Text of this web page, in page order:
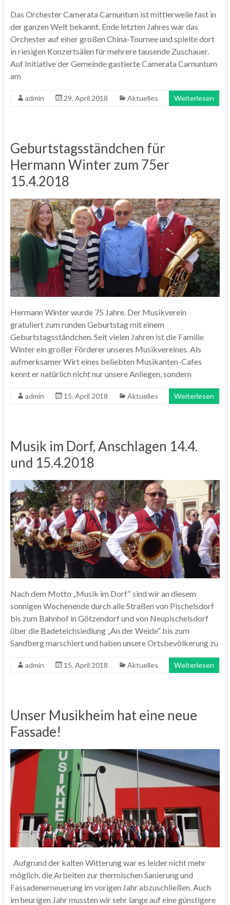
Das Orchester Camerata Carnuntum ist mittlerweile fast in
der ganzen Welt bekannt. Ende letzten Jahres war das
Orchester auf einer großen China-Tournee und spielte dort
in riesigen Konzertsälen für mehrere tausende Zuschauer.
Auf Initiative der Gemeinde gastierte Camerata Carnuntum
am
admin 29. April 2018 Aktuelles Weiterlesen
Geburtstagsständchen für
Hermann Winter zum 75er
15.4.2018
Hermann Winter wurde 75 Jahre. Der Musikverein
gratuliert zum runden Geburtstag mit einem
Geburtstagsständchen. Seit vielen Jahren ist die Familie
Winter ein großer Förderer unseres Musikvereines. Als
aufmerksamer Wirt eines beliebten Musikanten-Cafes
kennt er natürlich nicht nur unsere Anliegen, sondern
admin 15. April 2018 Aktuelles Weiterlesen
Musik im Dorf, Anschlagen 14.4.
und 15.4.2018
Nach dem Motto „Musik im Dorf“ sind wir an diesem
sonnigen Wochenende durch alle Straßen von Pischelsdorf
bis zum Bahnhof in Götzendorf und von Neupischelsdorf
über die Badeteichsiedlung „An der Weide“ bis zum
Sandberg marschiert und haben unsere Ortsbevölkerung zu
admin 15. April 2018 Aktuelles Weiterlesen
Unser Musikheim hat eine neue
Fassade!
Aufgrund der kalten Witterung war es leider nicht mehr
möglich, die Arbeiten zur thermischen Sanierung und
Fassadenerneuerung im vorigen Jahr abzuschließen. Auch
im heurigen Jahr mussten wir sehr lange auf eine günstigere